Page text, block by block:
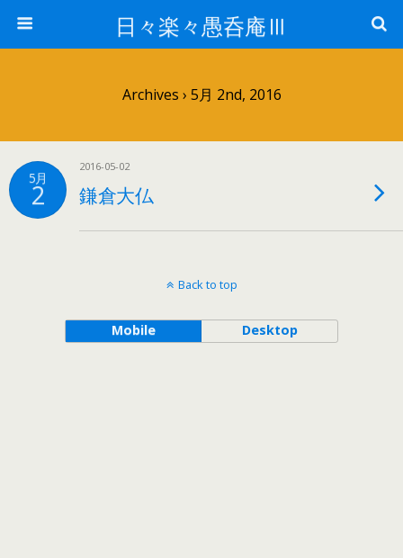
日々楽々愚呑庵Ⅲ
Archives › 5月 2nd, 2016
5月
2
2016-05-02
鎌倉大仏
Back to top
Mobile Desktop